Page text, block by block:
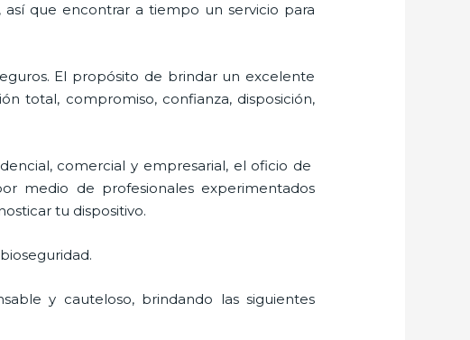
que encontrar a tiempo un servicio para
El propósito de brindar un excelente
total, compromiso, confianza, disposición,
comercial y empresarial, el oficio de
medio de profesionales experimentados
tu dispositivo.
y cauteloso, brindando las siguientes